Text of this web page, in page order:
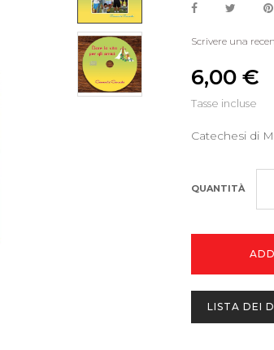
Scrivere una
6,00 €
Tasse incluse
Catechesi di
QUANTITÀ
LISTA DEI